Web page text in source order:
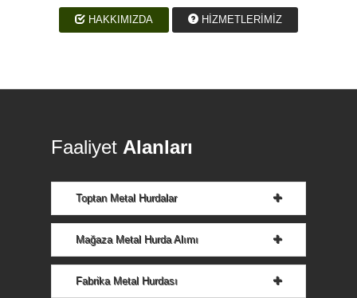
HAKKIMIZDA HİZMETLERİMİZ
Faaliyet Alanları
Toptan Metal Hurdalar
Mağaza Metal Hurda Alımı
Fabrika Metal Hurdası